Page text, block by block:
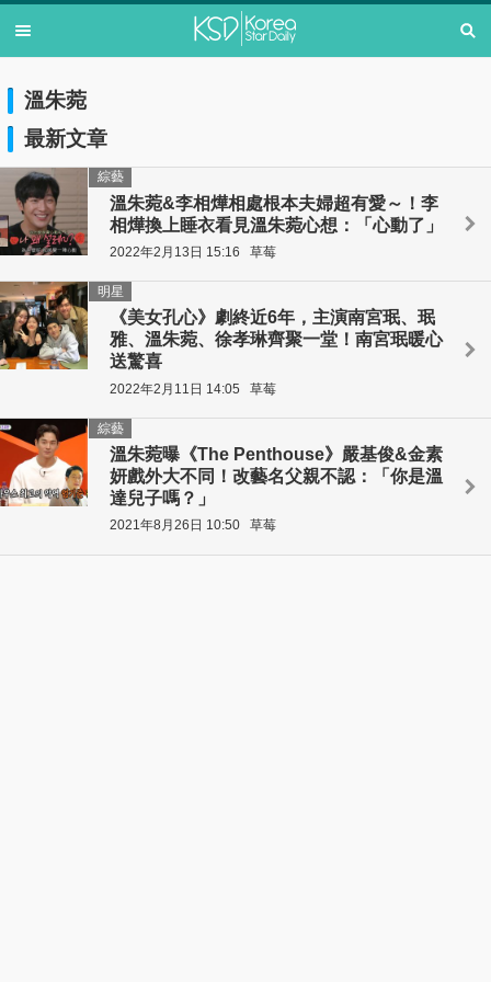
溫朱菀
最新文章
溫朱菀&李相燁相處根本夫婦超有愛～！李
相燁換上睡衣看見溫朱菀心想：「心動了」
綜藝
2022年2月13日 15:16 草莓
《美女孔心》劇終近6年，主演南宮珉、珉
雅、溫朱菀、徐孝琳齊聚一堂！南宮珉暖心
送驚喜
明星
2022年2月11日 14:05 草莓
溫朱菀曝《The Penthouse》嚴基俊&金素
妍戲外大不同！改藝名父親不認：「你是溫
達兒子嗎？」
綜藝
2021年8月26日 10:50 草莓